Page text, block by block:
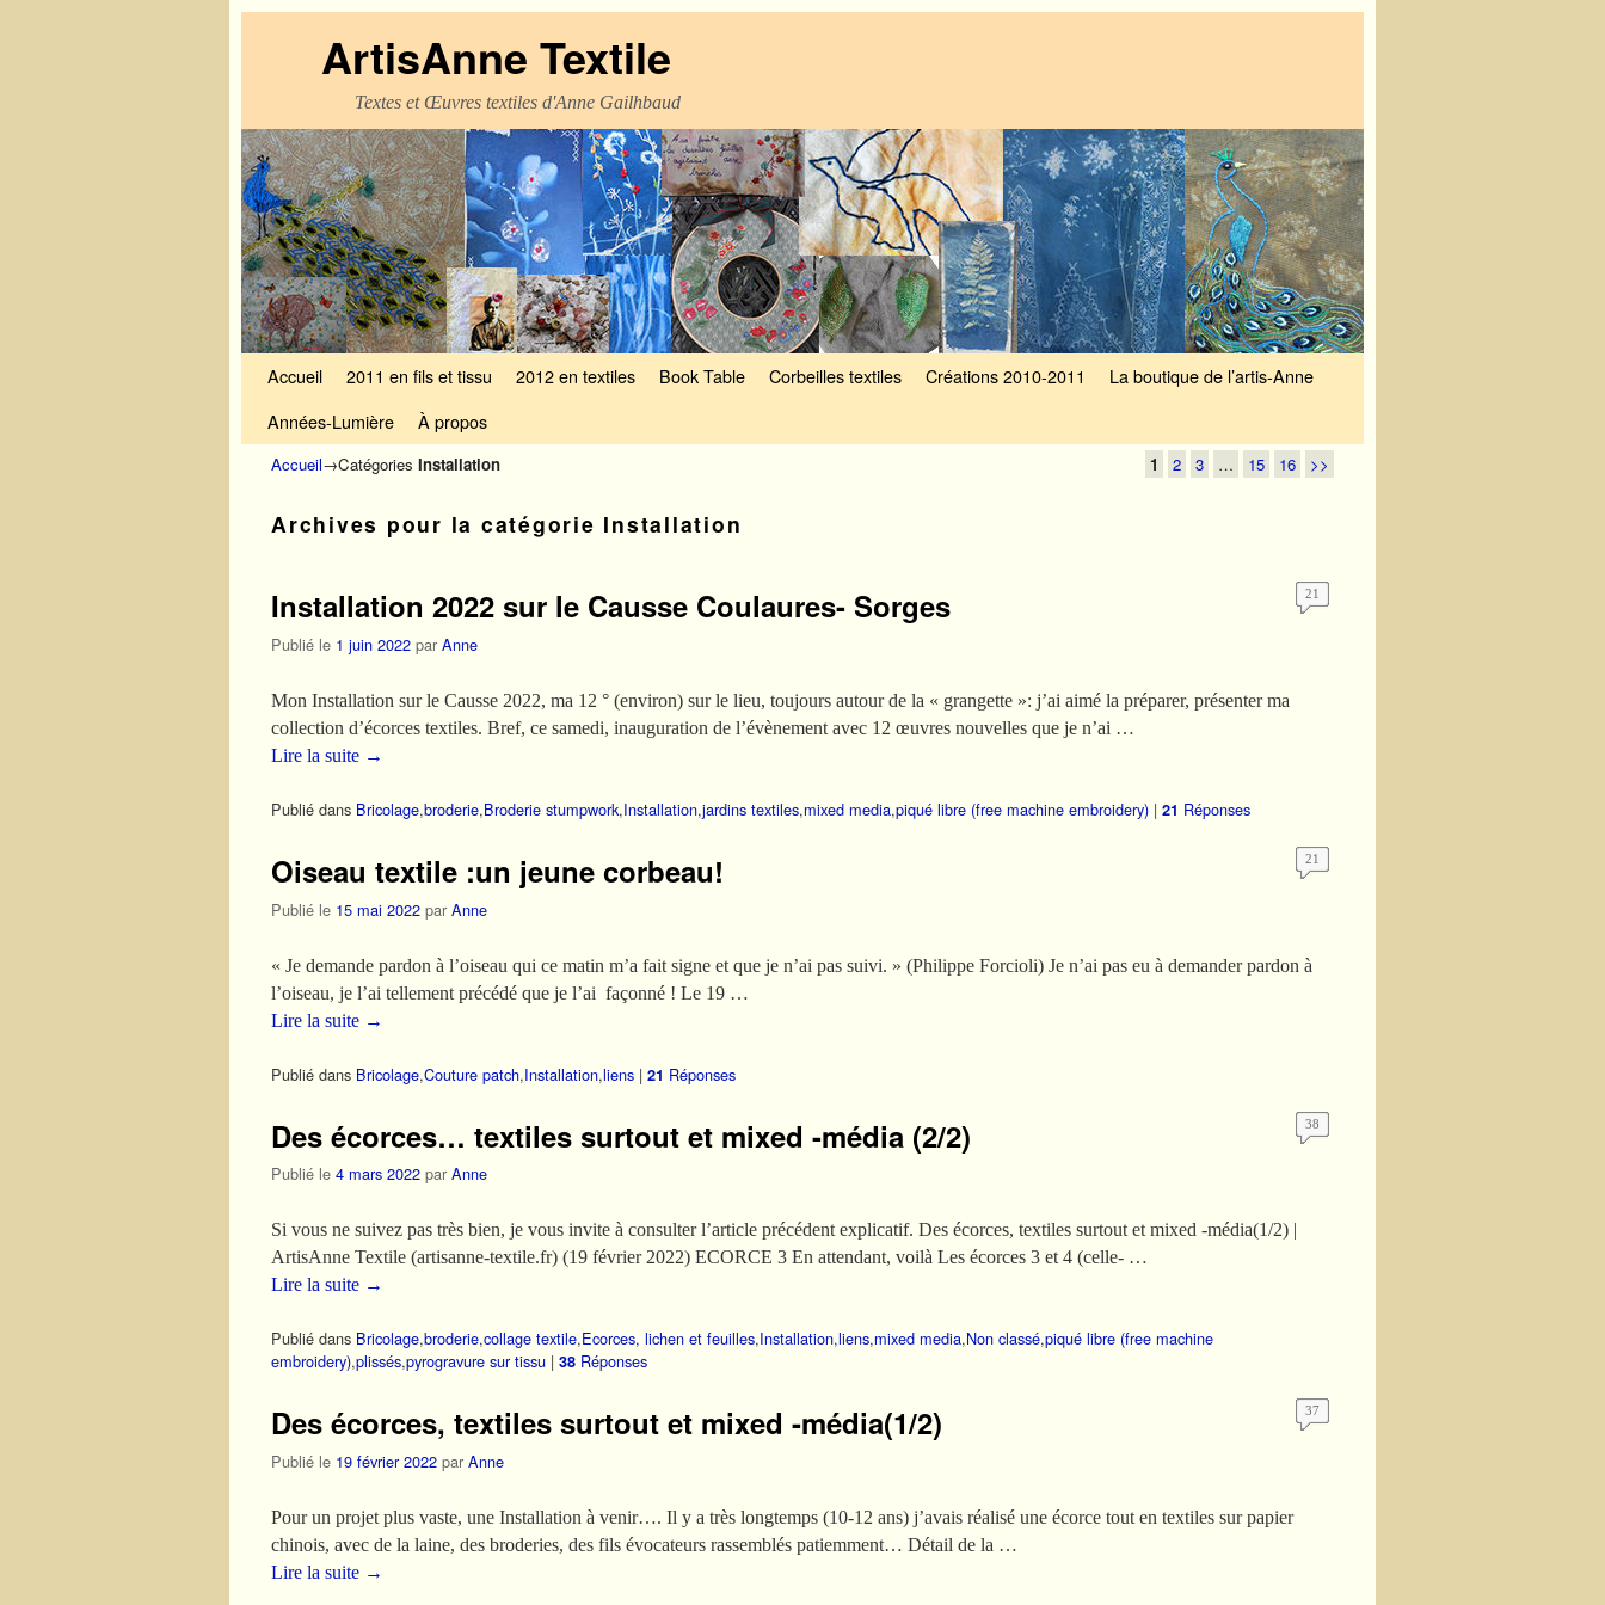
ArtisAnne Textile
Textes et Œuvres textiles d'Anne Gailhbaud
Accueil 2011 en fils et tissu 2012 en textiles Book Table Corbeilles textiles Créations 2010-2011
La boutique de l’artis-Anne
Années-Lumière
À propos
Accueil→Catégories Installation 1 2 3 … 15 16 >>
Archives pour la catégorie Installation
Installation 2022 sur le Causse Coulaures- Sorges
Publié le 1 juin 2022 par Anne
21
Mon Installation sur le Causse 2022, ma 12 ° (environ) sur le lieu, toujours autour de la « grangette »: j’ai aimé la préparer, présenter ma
collection d’écorces textiles. Bref, ce samedi, inauguration de l’évènement avec 12 œuvres nouvelles que je n’ai …
Lire la suite →
Publié dans Bricolage,broderie,Broderie stumpwork,Installation,jardins textiles,mixed media,piqué libre (free machine embroidery) | 21 Réponses
Oiseau textile :un jeune corbeau!
Publié le 15 mai 2022 par Anne
21
« Je demande pardon à l’oiseau qui ce matin m’a fait signe et que je n’ai pas suivi. » (Philippe Forcioli) Je n’ai pas eu à demander pardon à
l’oiseau, je l’ai tellement précédé que je l’ai façonné ! Le 19 …
Lire la suite →
Publié dans Bricolage,Couture patch,Installation,liens | 21 Réponses
Des écorces… textiles surtout et mixed -média (2/2)
Publié le 4 mars 2022 par Anne
38
Si vous ne suivez pas très bien, je vous invite à consulter l’article précédent explicatif. Des écorces, textiles surtout et mixed -média(1/2) |
ArtisAnne Textile (artisanne-textile.fr) (19 février 2022) ECORCE 3 En attendant, voilà Les écorces 3 et 4 (celle- …
Lire la suite →
Publié dans Bricolage,broderie,collage textile,Ecorces, lichen et feuilles,Installation,liens,mixed media,Non classé,piqué libre (free machine
embroidery),plissés,pyrogravure sur tissu | 38 Réponses
Des écorces, textiles surtout et mixed -média(1/2)
Publié le 19 février 2022 par Anne
37
Pour un projet plus vaste, une Installation à venir…. Il y a très longtemps (10-12 ans) j’avais réalisé une écorce tout en textiles sur papier
chinois, avec de la laine, des broderies, des fils évocateurs rassemblés patiemment… Détail de la …
Lire la suite →